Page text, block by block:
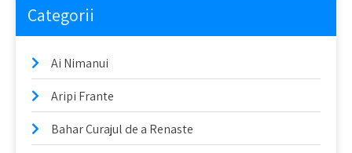
Categorii
Ai Nimanui
Aripi Frante
Bahar Curajul de a Renaste